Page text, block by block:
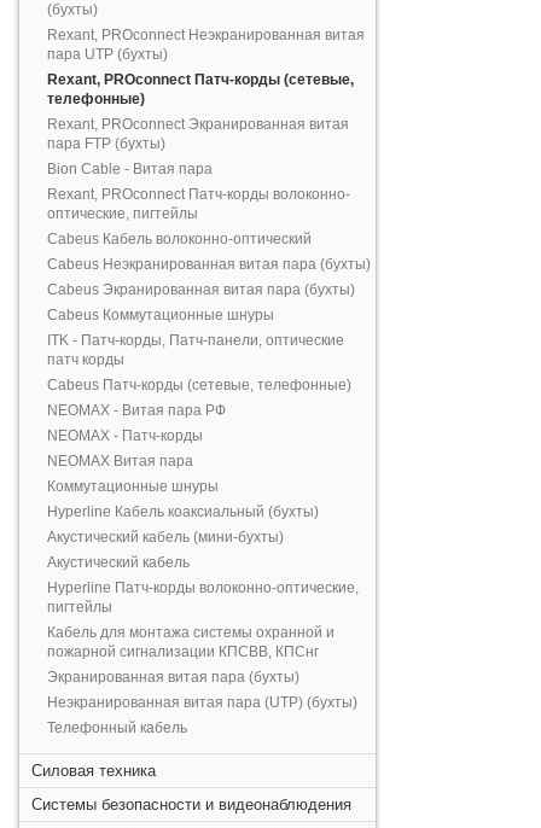
(бухты)
Rexant, PROconnect Неэкранированная витая
пара UTP (бухты)
Rexant, PROconnect Патч-корды (сетевые,
телефонные)
Rexant, PROconnect Экранированная витая
пара FTP (бухты)
Bion Cable - Витая пара
Rexant, PROconnect Патч-корды волоконно-
оптические, пигтейлы
Cabeus Кабель волоконно-оптический
Cabeus Неэкранированная витая пара (бухты)
Cabeus Экранированная витая пара (бухты)
Cabeus Коммутационные шнуры
ITK - Патч-корды, Патч-панели, оптические
патч корды
Cabeus Патч-корды (сетевые, телефонные)
NEOMAX - Витая пара РФ
NEOMAX - Патч-корды
NEOMAX Витая пара
Коммутационные шнуры
Hyperline Кабель коаксиальный (бухты)
Акустический кабель (мини-бухты)
Акустический кабель
Hyperline Патч-корды волоконно-оптические,
пигтейлы
Кабель для монтажа системы охранной и
пожарной сигнализации КПСВВ, КПСнг
Экранированная витая пара (бухты)
Неэкранированная витая пара (UTP) (бухты)
Телефонный кабель
Силовая техника
Системы безопасности и видеонаблюдения